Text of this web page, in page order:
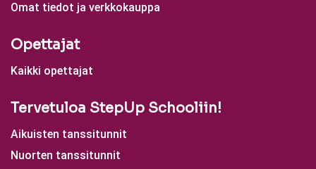
Omat tiedot ja verkkokauppa
Opettajat
Kaikki opettajat
Tervetuloa StepUp Schooliin!
Aikuisten tanssitunnit
Nuorten tanssitunnit